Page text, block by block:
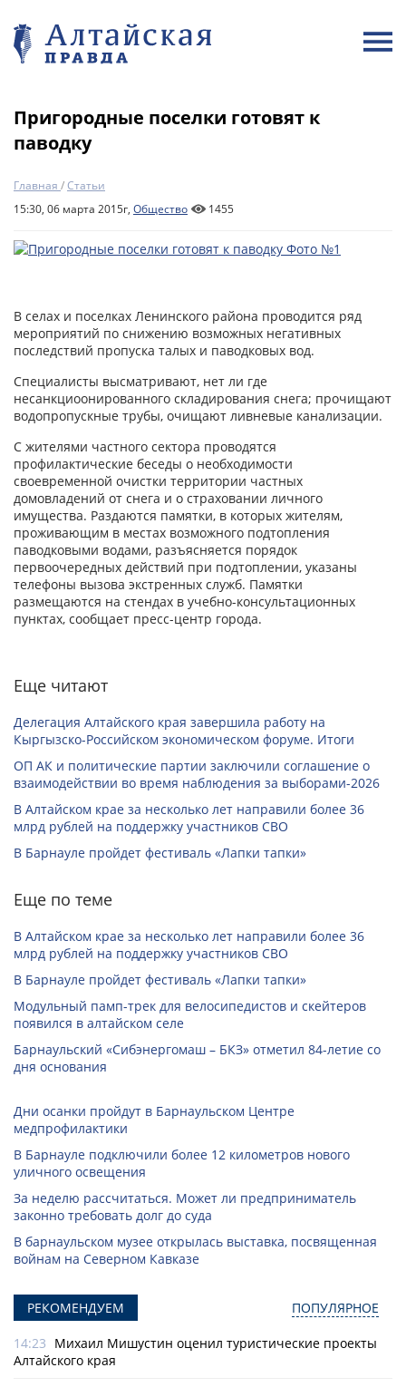
Пригородные поселки готовят к
паводку
Главная /Статьи
15:30, 06 марта 2015г, Общество 1455
В селах и поселках Ленинского района проводится ряд
мероприятий по снижению возможных негативных
последствий пропуска талых и паводковых вод.
Специалисты высматривают, нет ли где
несанкциоонированного складирования снега; прочищают
водопропускные трубы, очищают ливневые канализации.
С жителями частного сектора проводятся
профилактические беседы о необходимости
своевременной очистки территории частных
домовладений от снега и о страховании личного
имущества. Раздаются памятки, в которых жителям,
проживающим в местах возможного подтопления
паводковыми водами, разъясняется порядок
первоочередных действий при подтоплении, указаны
телефоны вызова экстренных служб. Памятки
размещаются на стендах в учебно-консультационных
пунктах, сообщает пресс-центр города.
Еще читают
Делегация Алтайского края завершила работу на
Кыргызско-Российском экономическом форуме. Итоги
ОП АК и политические партии заключили соглашение о
взаимодействии во время наблюдения за выборами-2026
В Алтайском крае за несколько лет направили более 36
млрд рублей на поддержку участников СВО
В Барнауле пройдет фестиваль «Лапки тапки»
Еще по теме
В Алтайском крае за несколько лет направили более 36
млрд рублей на поддержку участников СВО
В Барнауле пройдет фестиваль «Лапки тапки»
Модульный памп-трек для велосипедистов и скейтеров
появился в алтайском селе
Барнаульский «Сибэнергомаш – БКЗ» отметил 84-летие со
дня основания
Дни осанки пройдут в Барнаульском Центре
медпрофилактики
В Барнауле подключили более 12 километров нового
уличного освещения
За неделю рассчитаться. Может ли предприниматель
законно требовать долг до суда
В барнаульском музее открылась выставка, посвященная
войнам на Северном Кавказе
РЕКОМЕНДУЕМ ПОПУЛЯРНОЕ
14:23 Михаил Мишустин оценил туристические проекты
Алтайского края